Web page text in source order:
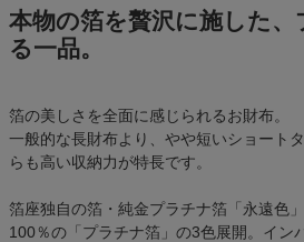
本物の箔を贅沢に施した
る一品。
箔の美しさを全面に感じられるお財布。
一般的な長財布より、やや短いショート
らも高い収納力が特長です。
箔座独自の箔・純金プラチナ箔「永遠色
100％の「プラチナ箔」の3色展開。イン